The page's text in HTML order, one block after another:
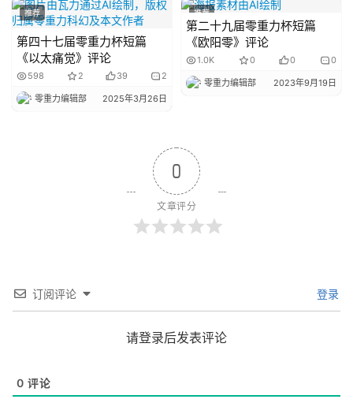
推荐
第四十七届零重力杯短篇
《以太痛觉》评论
598 2 39 2
零重力编辑部 2025年3月26日
推荐
第二十九届零重力杯短篇
《欧阳零》评论
1.0K 0 0 0
零重力编辑部 2023年9月19日
0
文章评分
订阅评论 登录
请登录后发表评论
0 评论